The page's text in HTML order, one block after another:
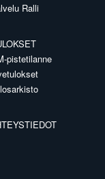
Ralli
pistetilanne